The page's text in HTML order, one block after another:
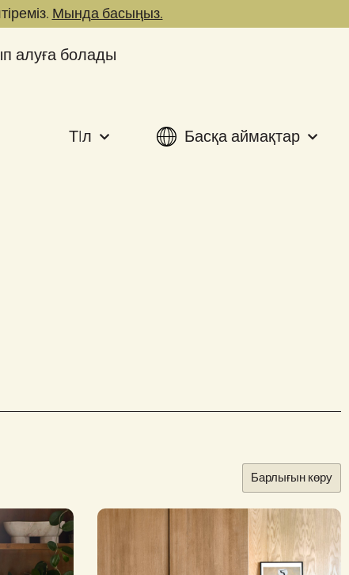
Мында басыңыз.
алуға болады
ТIл Басқа аймақтар
Барлығын көру